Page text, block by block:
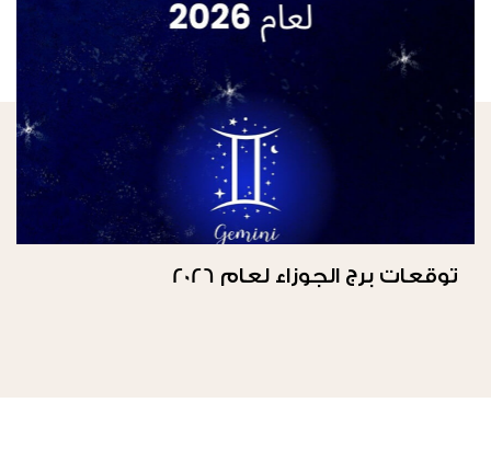
توقعات برج الجوزاء لعام 2026